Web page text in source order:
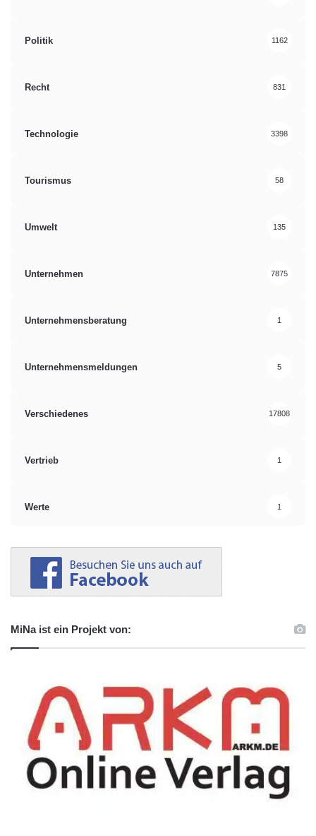
Politik 1162
Recht 831
Technologie 3398
Tourismus 58
Umwelt 135
Unternehmen 7875
Unternehmensberatung 1
Unternehmensmeldungen 5
Verschiedenes 17808
Vertrieb 1
Werte 1
MiNa ist ein Projekt von: